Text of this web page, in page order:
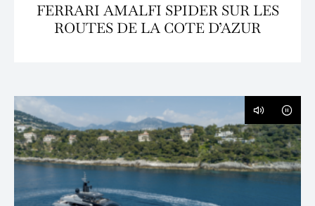
FERRARI AMALFI SPIDER SUR LES
ROUTES DE LA COTE D’AZUR